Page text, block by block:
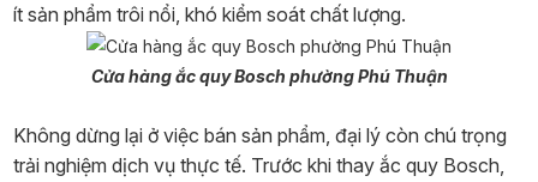
ít sản phẩm trôi nổi, khó kiểm soát chất lượng.
Cửa hàng ắc quy Bosch phường Phú Thuận
Không dừng lại ở việc bán sản phẩm, đại lý còn chú trọng
trải nghiệm dịch vụ thực tế. Trước khi thay ắc quy Bosch,